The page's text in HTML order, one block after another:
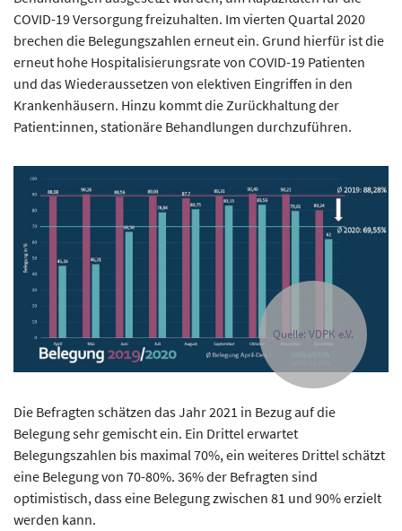
COVID-19 Versorgung freizuhalten. Im vierten Quartal 2020
brechen die Belegungszahlen erneut ein. Grund hierfür ist die
erneut hohe Hospitalisierungsrate von COVID-19 Patienten
und das Wiederaussetzen von elektiven Eingriffen in den
Krankenhäusern. Hinzu kommt die Zurückhaltung der
Patient:innen, stationäre Behandlungen durchzuführen.
Quelle: VDPK e.V.
Die Befragten schätzen das Jahr 2021 in Bezug auf die
Belegung sehr gemischt ein. Ein Drittel erwartet
Belegungszahlen bis maximal 70%, ein weiteres Drittel schätzt
eine Belegung von 70-80%. 36% der Befragten sind
optimistisch, dass eine Belegung zwischen 81 und 90% erzielt
werden kann.